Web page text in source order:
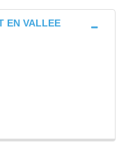
EN VALLEE